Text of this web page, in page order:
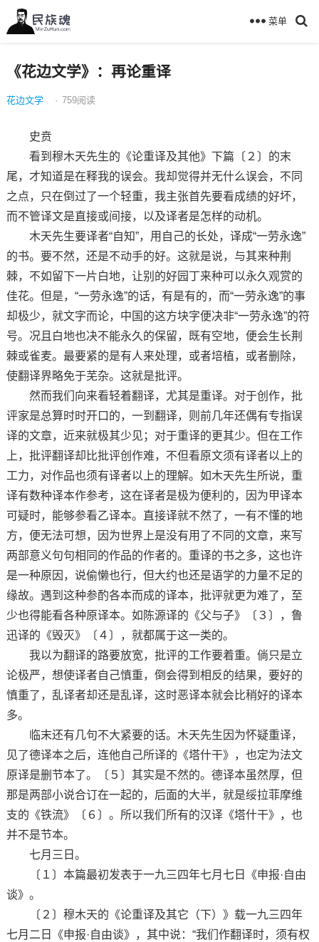
菜单
《花边文学》：再论重译
花边文学 · 759阅读
史贲
看到穆木天先生的《论重译及其他》下篇〔２〕的末
尾，才知道是在释我的误会。我却觉得并无什么误会，不同
之点，只在倒过了一个轻重，我主张首先要看成绩的好坏，
而不管译文是直接或间接，以及译者是怎样的动机。
木天先生要译者“自知”，用自己的长处，译成“一劳永逸”
的书。要不然，还是不动手的好。这就是说，与其来种荆
棘，不如留下一片白地，让别的好园丁来种可以永久观赏的
佳花。但是，“一劳永逸”的话，有是有的，而“一劳永逸”的事
却极少，就文字而论，中国的这方块字便决非“一劳永逸”的符
号。况且白地也决不能永久的保留，既有空地，便会生长荆
棘或雀麦。最要紧的是有人来处理，或者培植，或者删除，
使翻译界略免于芜杂。这就是批评。
然而我们向来看轻着翻译，尤其是重译。对于创作，批
评家是总算时时开口的，一到翻译，则前几年还偶有专指误
译的文章，近来就极其少见；对于重译的更其少。但在工作
上，批评翻译却比批评创作难，不但看原文须有译者以上的
工力，对作品也须有译者以上的理解。如木天先生所说，重
译有数种译本作参考，这在译者是极为便利的，因为甲译本
可疑时，能够参看乙译本。直接译就不然了，一有不懂的地
方，便无法可想，因为世界上是没有用了不同的文章，来写
两部意义句句相同的作品的作者的。重译的书之多，这也许
是一种原因，说偷懒也行，但大约也还是语学的力量不足的
缘故。遇到这种参酌各本而成的译本，批评就更为难了，至
少也得能看各种原译本。如陈源译的《父与子》〔３〕，鲁
迅译的《毁灭》〔４〕，就都属于这一类的。
我以为翻译的路要放宽，批评的工作要着重。倘只是立
论极严，想使译者自己慎重，倒会得到相反的结果，要好的
慎重了，乱译者却还是乱译，这时恶译本就会比稍好的译本
多。
临末还有几句不大紧要的话。木天先生因为怀疑重译，
见了德译本之后，连他自己所译的《塔什干》，也定为法文
原译是删节本了。〔５〕其实是不然的。德译本虽然厚，但
那是两部小说合订在一起的，后面的大半，就是绥拉菲摩维
支的《铁流》〔６〕。所以我们所有的汉译《塔什干》，也
并不是节本。
七月三日。
〔１〕本篇最初发表于一九三四年七月七日《申报·自由
谈》。
〔２〕穆木天的《论重译及其它（下）》载一九三四年
七月二日《申报·自由谈》，其中说：“我们作翻译时，须有权